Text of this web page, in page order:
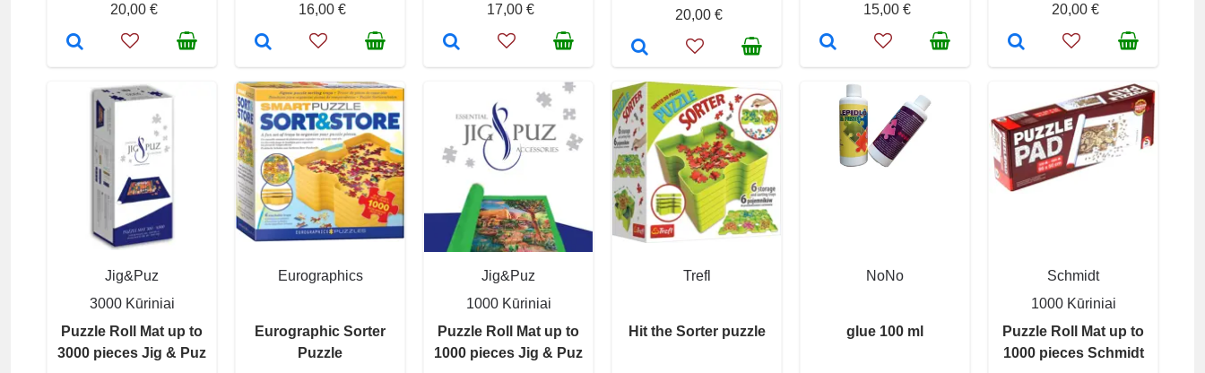
20,00 €
16,00 €
17,00 €
20,00 €
15,00 €
20,00 €
Jig&Puz
3000 Kūriniai
Puzzle Roll Mat up to
3000 pieces Jig & Puz
Eurographics
Eurographic Sorter
Puzzle
Jig&Puz
1000 Kūriniai
Puzzle Roll Mat up to
1000 pieces Jig & Puz
Trefl
Hit the Sorter puzzle
NoNo
glue 100 ml
Schmidt
1000 Kūriniai
Puzzle Roll Mat up to
1000 pieces Schmidt